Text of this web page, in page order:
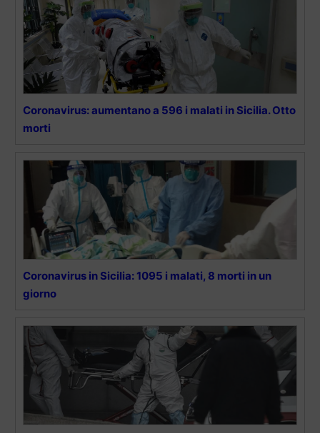
Coronavirus: aumentano a 596 i malati in Sicilia. Otto
morti
Coronavirus in Sicilia: 1095 i malati, 8 morti in un
giorno